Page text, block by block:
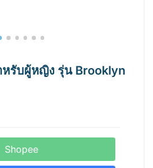
หรับผู้หญิง รุ่น Brooklyn
Shopee